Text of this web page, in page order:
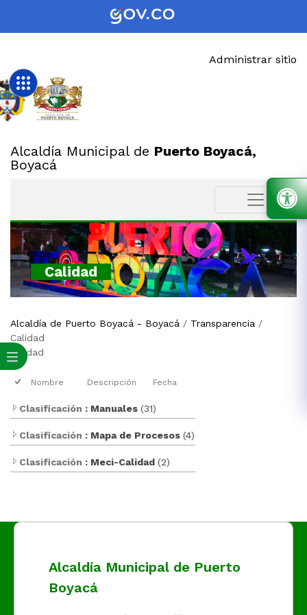
Administrar sitio
Alcaldía Municipal de Puerto Boyacá,
Boyacá
Calidad
Alcaldía de Puerto Boyacá - Boyacá / Transparencia /
Calidad
calidad
Nombre Descripción Fecha
Clasificación : Manuales (31)
Clasificación : Mapa de Procesos (4)
Clasificación : Meci-Calidad (2)
Alcaldía Municipal de Puerto
Boyacá